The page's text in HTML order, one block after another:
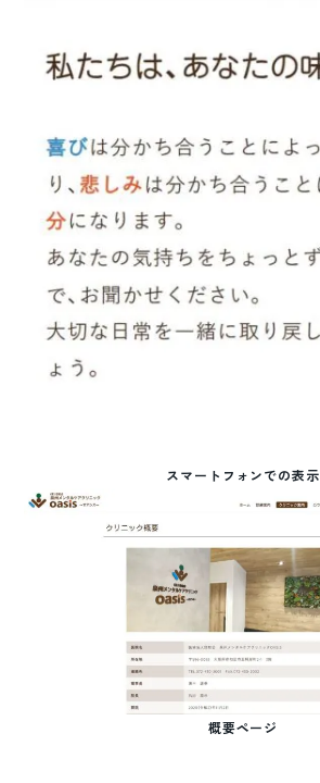
スマートフォンでの表示
概要ページ